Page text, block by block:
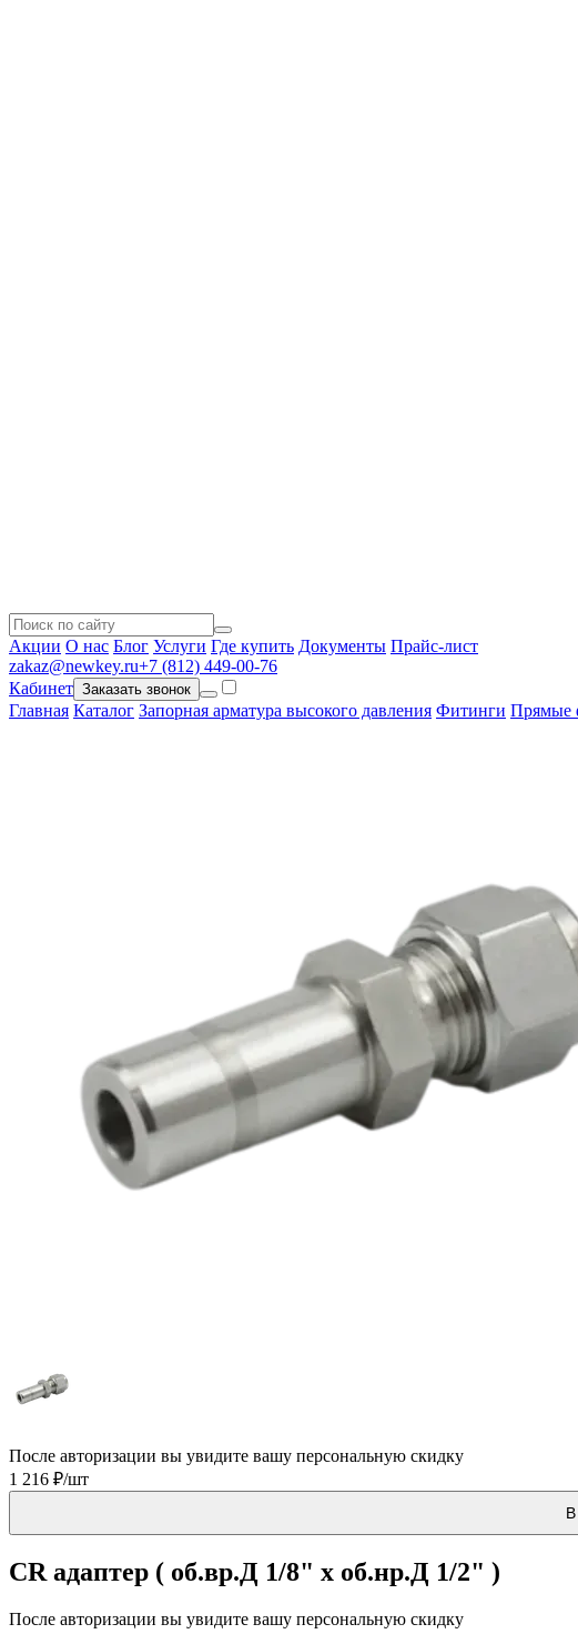
Акции О нас Блог Услуги Где купить Документы Прайс-лист
zakaz@newkey.ru+7 (812) 449-00-76
Кабинет Заказать звонок
Главная Каталог Запорная арматура высокого давления Фитинги Прямые
После авторизации вы увидите вашу персональную скидку
1 216 ₽/шт
В
CR адаптер ( об.вр.Д 1/8" x об.нр.Д 1/2" )
После авторизации вы увидите вашу персональную скидку